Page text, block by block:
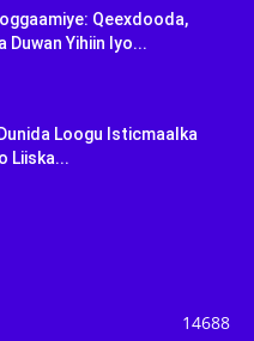
Qeexdooda,
Duwan Yihiin Iyo...
Loogu Isticmaalka
Liiska...
14688